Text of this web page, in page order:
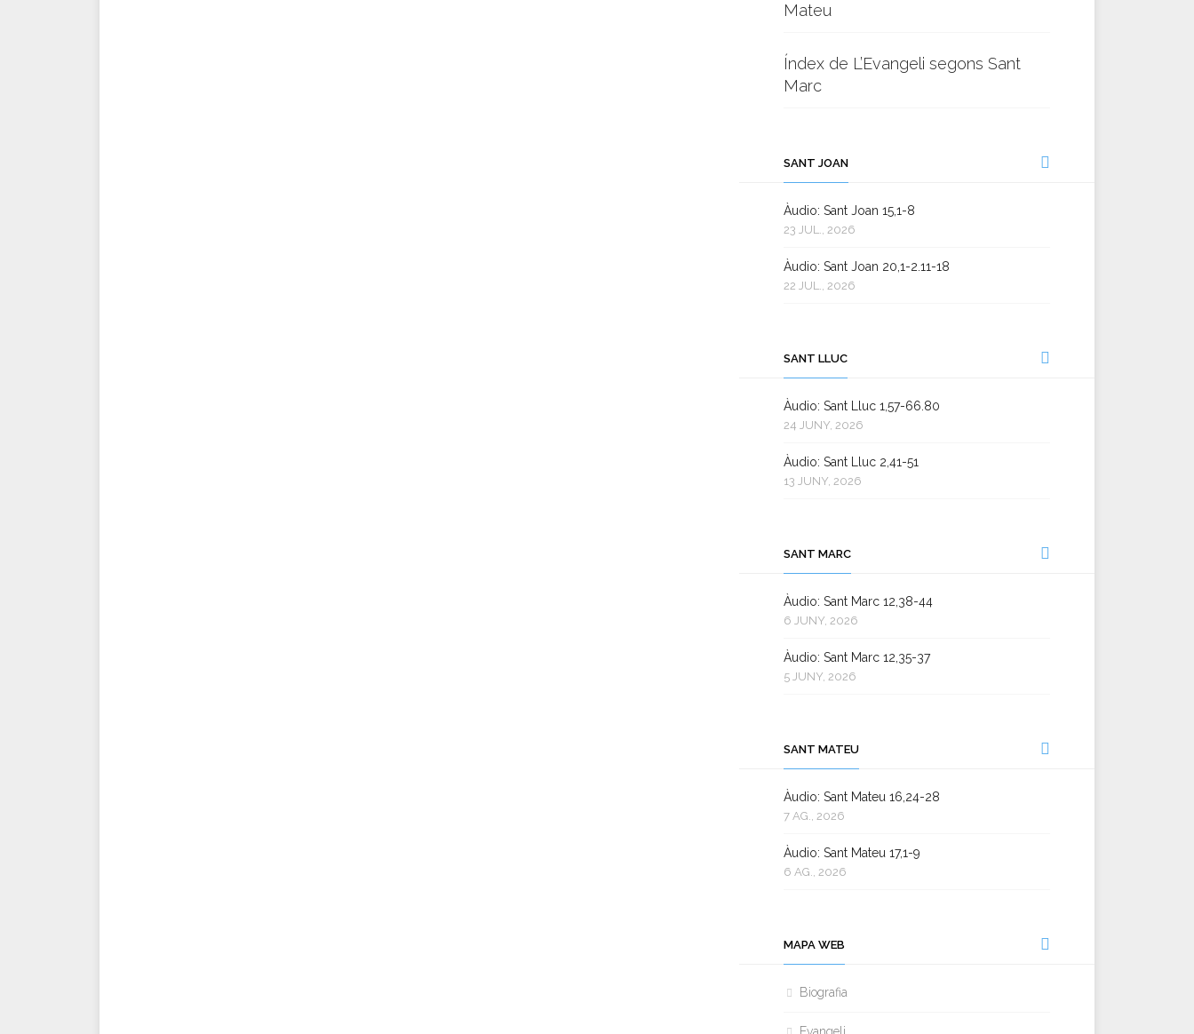
Mateu
Índex de L’Evangeli segons Sant
Marc
SANT JOAN
Àudio: Sant Joan 15,1-8
23 JUL., 2026
Àudio: Sant Joan 20,1-2.11-18
22 JUL., 2026
SANT LLUC
Àudio: Sant Lluc 1,57-66.80
24 JUNY, 2026
Àudio: Sant Lluc 2,41-51
13 JUNY, 2026
SANT MARC
Àudio: Sant Marc 12,38-44
6 JUNY, 2026
Àudio: Sant Marc 12,35-37
5 JUNY, 2026
SANT MATEU
Àudio: Sant Mateu 16,24-28
7 AG., 2026
Àudio: Sant Mateu 17,1-9
6 AG., 2026
MAPA WEB
Biografia